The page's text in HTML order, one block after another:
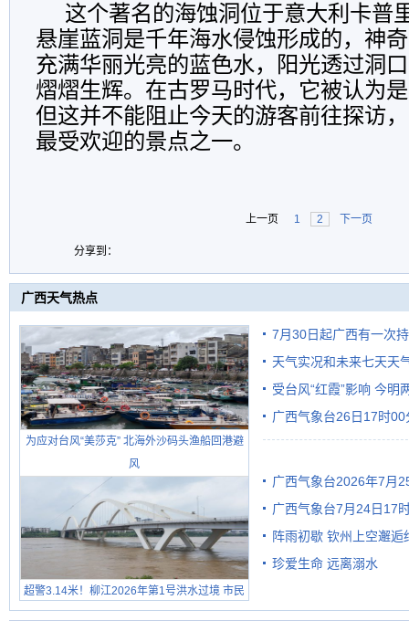
这个著名的海蚀洞位于意大利卡普
悬崖蓝洞是千年海水侵蚀形成的，神
充满华丽光亮的蓝色水，阳光透过洞
熠熠生辉。在古罗马时代，它被认为
但这并不能阻止今天的游客前往探访
最受欢迎的景点之一。
上一页 1 2 下一页
分享到：
广西天气热点
为应对台风“美莎克” 北海外沙码头渔船回港避
风
超警3.14米！柳江2026年第1号洪水过境 市民
在堤岸见证汛况
7月30日起广西有一次
天气实况和未来七天天
受台风“红霞”影响 今明
有较强降雨
广西气象台26日17时
广西气象台2026年7月
级预警
广西气象台7月24日17
阵雨初歇 钦州上空邂逅
珍爱生命 远离溺水